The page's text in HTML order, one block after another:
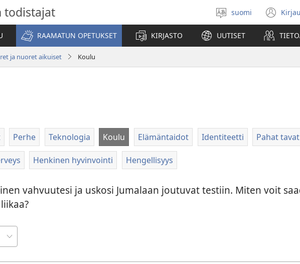
todistajat
Valitse
kieli
suomi
RAAMATUN OPETUKSET KIRJASTO UUTISET
ja nuoret aikuiset Koulu
Perhe Teknologia Koulu Elämäntaidot Identiteetti Pahat tavat
Henkinen hyvinvointi Hengellisyys
vahvuutesi ja uskosi Jumalaan joutuvat testiin. Miten voit